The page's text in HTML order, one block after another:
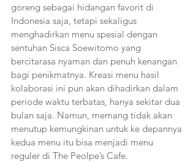
goreng sebagai hidangan favorit di
Indonesia saja, tetapi sekaligus
menghadirkan menu spesial dengan
sentuhan Sisca Soewitomo yang
bercitarasa nyaman dan penuh kenangan
bagi penikmatnya. Kreasi menu hasil
kolaborasi ini pun akan dihadirkan dalam
periode waktu terbatas, hanya sekitar dua
bulan saja. Namun, memang tidak akan
menutup kemungkinan untuk ke depannya
kedua menu itu bisa menjadi menu
reguler di The Peolpe’s Cafe.